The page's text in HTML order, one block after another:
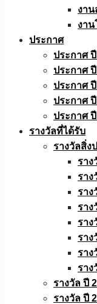
งา
งาน
ประกาศ
ประกาศ
ประกาศ
ประกาศ
ประกาศ
ประกาศ
รางวัลที่ได้รับ
รางวัลสิ่ง
ราง
ราง
ราง
ราง
ราง
ราง
ราง
ราง
รางวัล ปี
รางวัล ปี